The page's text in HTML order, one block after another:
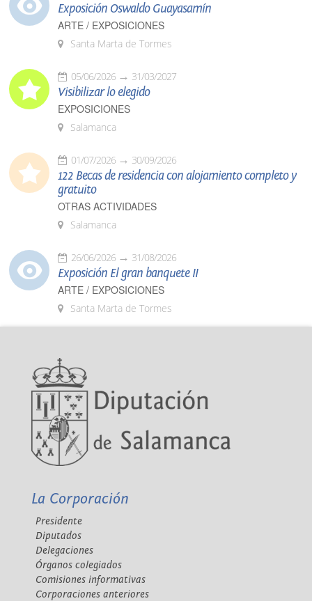
Exposición Oswaldo Guayasamín
ARTE / EXPOSICIONES
Santa Marta de Tormes
05/06/2026 31/03/2027
Visibilizar lo elegido
EXPOSICIONES
Salamanca
01/07/2026 30/09/2026
122 Becas de residencia con alojamiento completo y
gratuito
OTRAS ACTIVIDADES
Salamanca
26/06/2026 31/08/2026
Exposición El gran banquete II
ARTE / EXPOSICIONES
Santa Marta de Tormes
La Corporación
Presidente
Diputados
Delegaciones
Órganos colegiados
Comisiones informativas
Corporaciones anteriores